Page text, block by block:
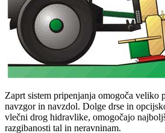
Zaprt sistem pripenjanja omogoča veliko
navzgor in navzdol. Dolge drse in
vlečni drog hidravlike, omogočajo
razgibanosti tal in neravninam.